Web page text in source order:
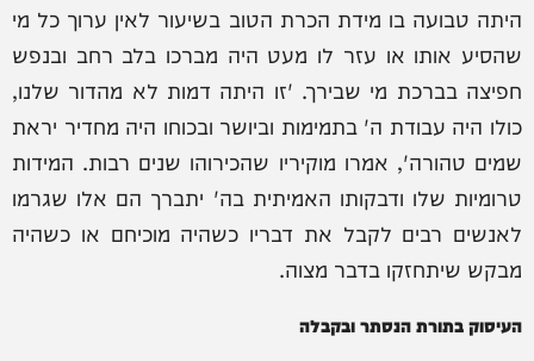
היתה טבועה בו מידת הכרת הטוב בשיעור לאין ערוך כל מי
שהסיע אותו או עזר לו מעט היה מברכו בלב רחב ובנפש
חפיצה בברכת מי שבירך. 'זו היתה דמות לא מהדור שלנו,
כולו היה עבודת ה' בתמימות וביושר ובכוחו היה מחדיר יראת
שמים טהורה', אמרו מוקיריו שהכירוהו שנים רבות. המידות
טרומיות שלו ודבקותו האמיתית בה' יתברך הם אלו שגרמו
לאנשים רבים לקבל את דבריו כשהיה מוכיחם או כשהיה
מבקש שיתחזקו בדבר מצוה.
העיסוק בתורת הנסתר ובקבלה